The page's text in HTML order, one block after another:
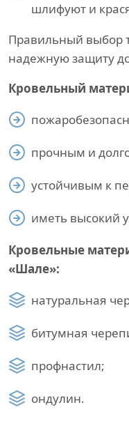
шлифуют и
Правильный выбор
надежную защиту
Кровельный
прочным и
устойчивым к
иметь высокий
Кровельные
«Шале»:
натуральная
битумная
профнастил;
ондулин.